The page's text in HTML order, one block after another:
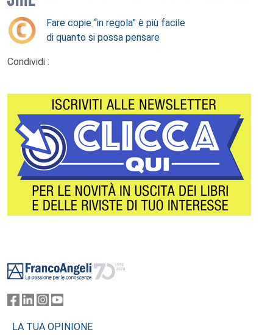
Fare copie “in regola” è più facile
di quanto si possa pensare
Condividi :
LA TUA OPINIONE